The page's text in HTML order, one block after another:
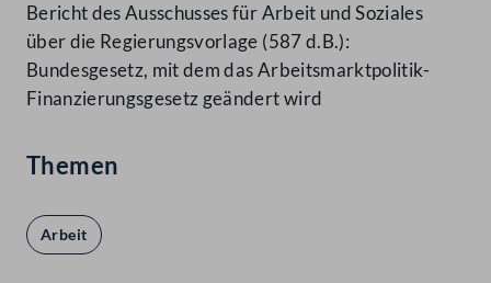
Bericht des Ausschusses für Arbeit und Soziales
über die Regierungsvorlage (587 d.B.):
Bundesgesetz, mit dem das Arbeitsmarktpolitik-
Finanzierungsgesetz geändert wird
Themen
Arbeit